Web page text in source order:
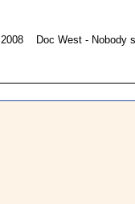
2008 Doc West - Nobody